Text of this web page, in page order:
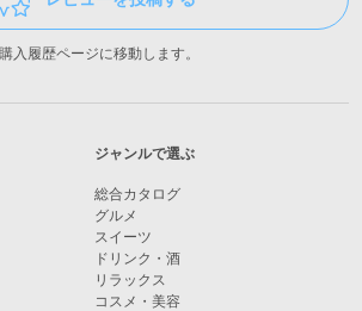
入履歴ページに移動します。
ジャンルで選ぶ
総合カタログ
グルメ
スイーツ
ドリンク・酒
リラックス
コスメ・美容